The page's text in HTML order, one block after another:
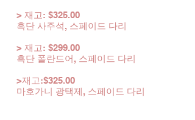
> 재고: $325.00
흑단 사주석, 스페이드 다리
> 재고: $299.00
흑단 폴란드어, 스페이드 다리
>재고:$325.00
마호가니 광택제, 스페이드 다리